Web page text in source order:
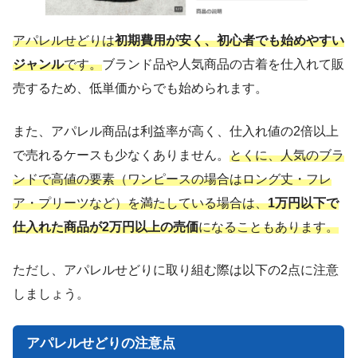
アパレルせどりは初期費用が安く、初心者でも始めやすい
ジャンルです。ブランド品や人気商品の古着を仕入れて販
売するため、低単価からでも始められます。
また、アパレル商品は利益率が高く、仕入れ値の2倍以上
で売れるケースも少なくありません。 とくに、人気のブラ
ンドで高値の要素（ワンピースの場合はロング丈・フレ
ア・プリーツなど）を満たしている場合は、1万円以下で
仕入れた商品が2万円以上の売価になることもあります。
ただし、アパレルせどりに取り組む際は以下の2点に注意
しましょう。
アパレルせどりの注意点